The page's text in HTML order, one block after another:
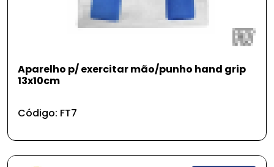
Aparelho p/ exercitar mão/punho hand grip
13x10cm
Código: FT7